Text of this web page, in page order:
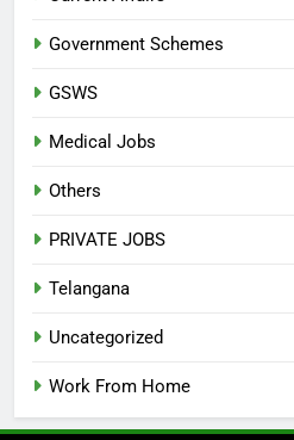
Government Schemes
GSWS
Medical Jobs
Others
PRIVATE JOBS
Telangana
Uncategorized
Work From Home